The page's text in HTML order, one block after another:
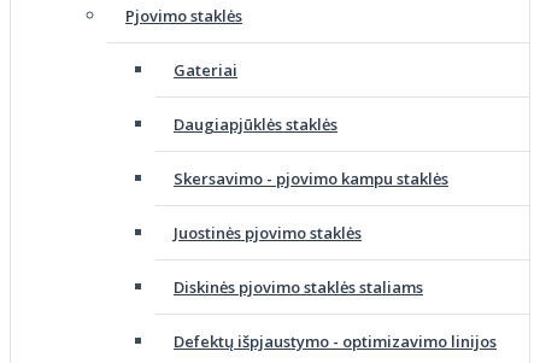
Pjovimo staklės
Gateriai
Daugiapjūklės staklės
Skersavimo - pjovimo kampu staklės
Juostinės pjovimo staklės
Diskinės pjovimo staklės staliams
Defektų išpjaustymo - optimizavimo linijos